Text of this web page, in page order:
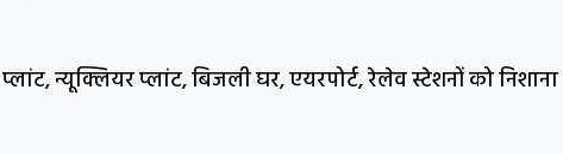
न्यूक्लियर प्लांट, बिजली घर, एयरपोर्ट, रेलेव स्टेशनों को निशाना